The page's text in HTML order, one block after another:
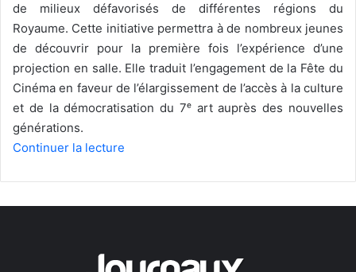
de milieux défavorisés de différentes régions du
Royaume. Cette initiative permettra à de nombreux jeunes
de découvrir pour la première fois l’expérience d’une
projection en salle. Elle traduit l’engagement de la Fête du
Cinéma en faveur de l’élargissement de l’accès à la culture
et de la démocratisation du 7ᵉ art auprès des nouvelles
générations.
Continuer la lecture